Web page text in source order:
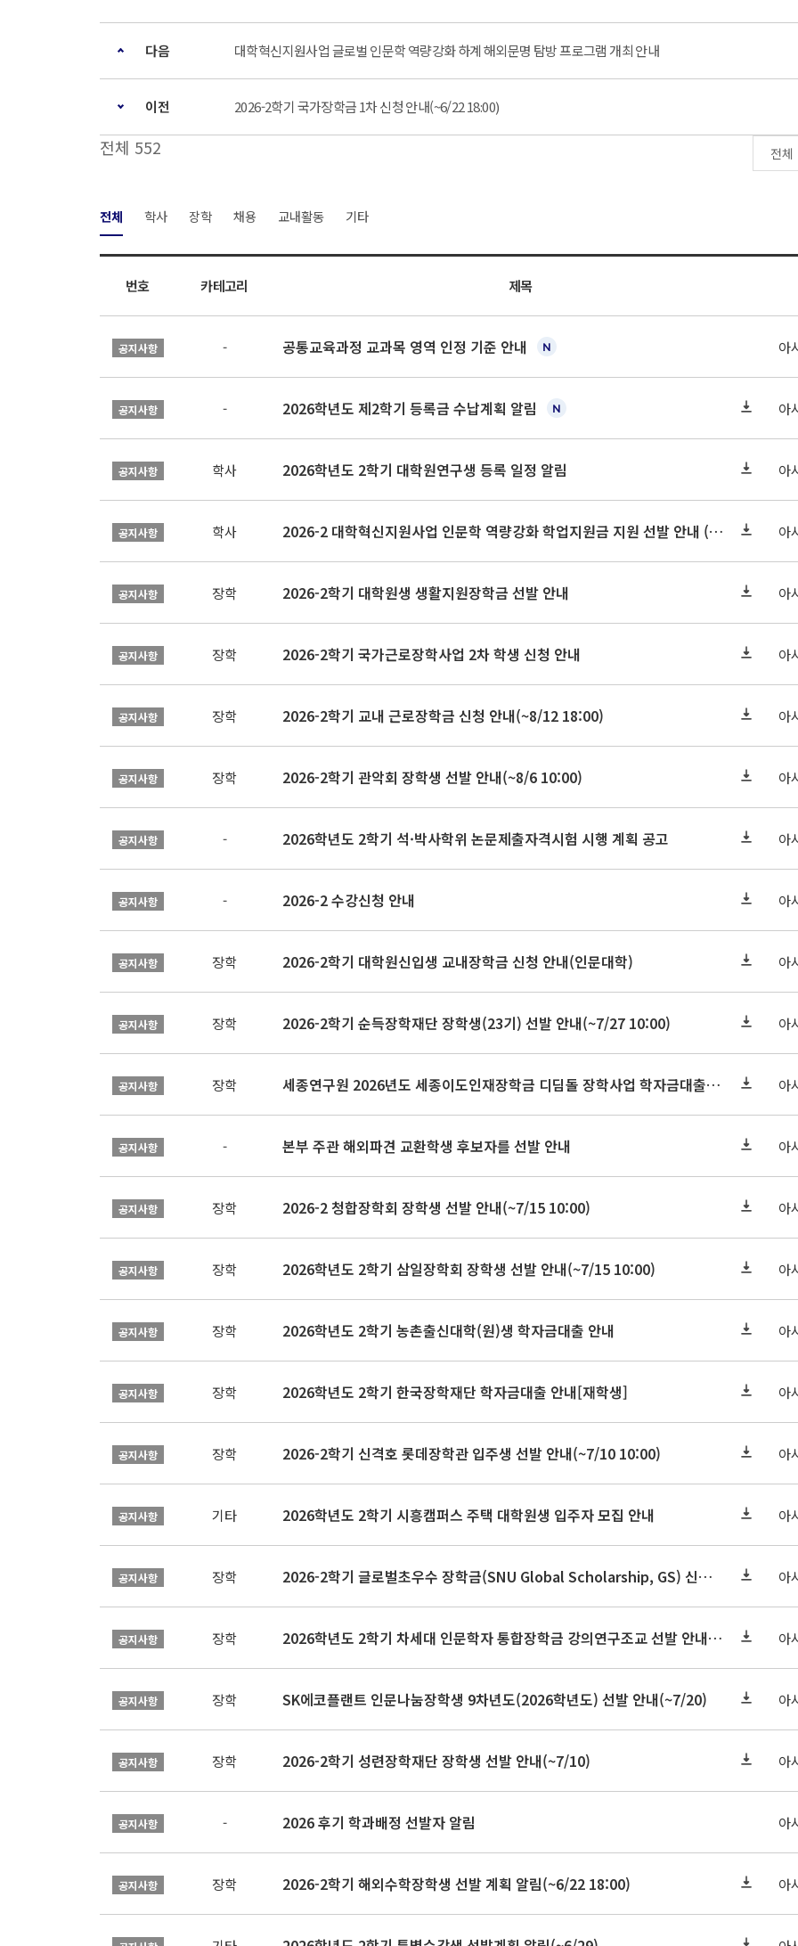
다음 대학혁신지원사업 글로벌 인문학 역량강화 하계 해외문명 탐방 프로그램 개최 안내
이전 2026-2학기 국가장학금 1차 신청 안내(~6/22 18:00)
전체 552
전체 학사 장학 채용 교내활동 기타
번호 카테고리 제목
공지사항 - 공통교육과정 교과목 영역 인정 기준 안내 아
공지사항 - 2026학년도 제2학기 등록금 수납계획 알림 아
공지사항 학사 2026학년도 2학기 대학원연구생 등록 일정 알림 아
공지사항 학사 2026-2 대학혁신지원사업 인문학 역량강화 학업지원금 지원 선발 안내 (학/석/박사) 아
공지사항 장학 2026-2학기 대학원생 생활지원장학금 선발 안내 아
공지사항 장학 2026-2학기 국가근로장학사업 2차 학생 신청 안내 아
공지사항 장학 2026-2학기 교내 근로장학금 신청 안내(~8/12 18:00) 아
공지사항 장학 2026-2학기 관악회 장학생 선발 안내(~8/6 10:00) 아
공지사항 - 2026학년도 2학기 석·박사학위 논문제출자격시험 시행 계획 공고 아
공지사항 - 2026-2 수강신청 안내 아
공지사항 장학 2026-2학기 대학원신입생 교내장학금 신청 안내(인문대학) 아
공지사항 장학 2026-2학기 순득장학재단 장학생(23기) 선발 안내(~7/27 10:00) 아
공지사항 장학 세종연구원 2026년도 세종이도인재장학금 디딤돌 장학사업 학자금대출 관련분야(원금상환, 이자지원) 신청 사업 안내 아
공지사항 - 본부 주관 해외파견 교환학생 후보자를 선발 안내 아
공지사항 장학 2026-2 청합장학회 장학생 선발 안내(~7/15 10:00) 아
공지사항 장학 2026학년도 2학기 삼일장학회 장학생 선발 안내(~7/15 10:00) 아
공지사항 장학 2026학년도 2학기 농촌출신대학(원)생 학자금대출 안내 아
공지사항 장학 2026학년도 2학기 한국장학재단 학자금대출 안내[재학생] 아
공지사항 장학 2026-2학기 신격호 롯데장학관 입주생 선발 안내(~7/10 10:00) 아
공지사항 기타 2026학년도 2학기 시흥캠퍼스 주택 대학원생 입주자 모집 안내 아
공지사항 장학 2026-2학기 글로벌초우수 장학금(SNU Global Scholarship, GS) 신청 안내(~7/12 23:00) 아
공지사항 장학 2026학년도 2학기 차세대 인문학자 통합장학금 강의연구조교 선발 안내(~7/8) 아
공지사항 장학 SK에코플랜트 인문나눔장학생 9차년도(2026학년도) 선발 안내(~7/20) 아
공지사항 장학 2026-2학기 성련장학재단 장학생 선발 안내(~7/10) 아
공지사항 - 2026 후기 학과배정 선발자 알림 아
공지사항 장학 2026-2학기 해외수학장학생 선발 계획 알림(~6/22 18:00) 아